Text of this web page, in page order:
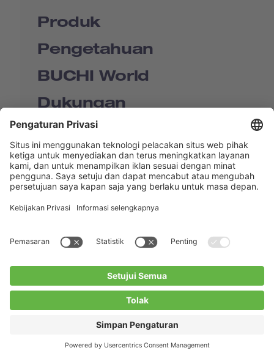
Produk
Pengetahuan
BUCHI World
Dukungan
Shop
Contact us
BUCHI Worldwide
Blogs
LinkedinInstagramTwitter Youtube